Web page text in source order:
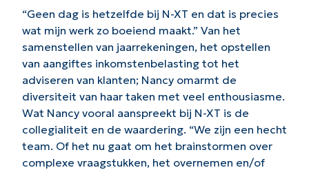
“Geen dag is hetzelfde bij N-XT en dat is precies
wat mijn werk zo boeiend maakt.” Van het
samenstellen van jaarrekeningen, het opstellen
van aangiftes inkomstenbelasting tot het
adviseren van klanten; Nancy omarmt de
diversiteit van haar taken met veel enthousiasme.
Wat Nancy vooral aanspreekt bij N-XT is de
collegialiteit en de waardering. “We zijn een hecht
team. Of het nu gaat om het brainstormen over
complexe vraagstukken, het overnemen en/of